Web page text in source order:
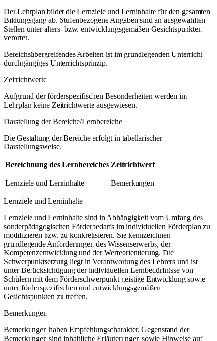
Der Lehrplan bildet die Lernziele und Lerninhalte für den gesamten
Bildungsgang ab. Stufenbezogene Angaben sind an ausgewählten
Stellen unter alters- bzw. entwicklungsgemäßen Gesichtspunkten
verortet.
Bereichsübergreifendes Arbeiten ist im grundlegenden Unterricht
durchgängiges Unterrichtsprinzip.
Zeitrichtwerte
Aufgrund der förderspezifischen Besonderheiten werden im
Lehrplan keine Zeitrichtwerte ausgewiesen.
Darstellung der Bereiche/Lernbereiche
Die Gestaltung der Bereiche erfolgt in tabellarischer
Darstellungsweise.
Bezeichnung des Lernbereiches Zeitrichtwert
Lernziele und Lerninhalte Bemerkungen
Lernziele und Lerninhalte
Lernziele und Lerninhalte sind in Abhängigkeit vom Umfang des
sonderpädagogischen Förderbedarfs im individuellen Förderplan zu
modifizieren bzw. zu konkretisieren. Sie kennzeichnen
grundlegende Anforderungen des Wissenserwerbs, der
Kompetenzentwicklung und der Werteorientierung. Die
Schwerpunktsetzung liegt in Verantwortung des Lehrers und ist
unter Berücksichtigung der individuellen Lernbedürfnisse von
Schülern mit dem Förderschwerpunkt geistige Entwicklung sowie
unter förderspezifischen und entwicklungsgemäßen
Gesichtspunkten zu treffen.
Bemerkungen
Bemerkungen haben Empfehlungscharakter. Gegenstand der
Bemerkungen sind inhaltliche Erläuterungen sowie Hinweise auf